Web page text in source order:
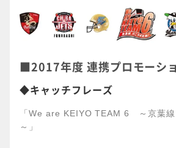
■2017年度 連携プロモーシ
◆キャッチフレーズ
「We are KEIYO TEAM 6 ～京葉線
～」